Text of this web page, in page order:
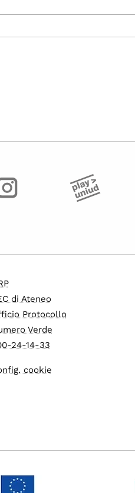
di Ateneo
Protocollo
Verde
24-14-33
cookie